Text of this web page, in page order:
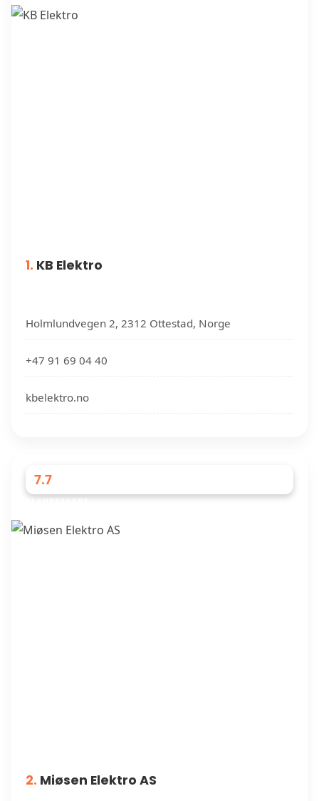
1. KB Elektro
Holmlundvegen 2, 2312 Ottestad, Norge
+47 91 69 04 40
kbelektro.no
7.7
2. Miøsen Elektro AS